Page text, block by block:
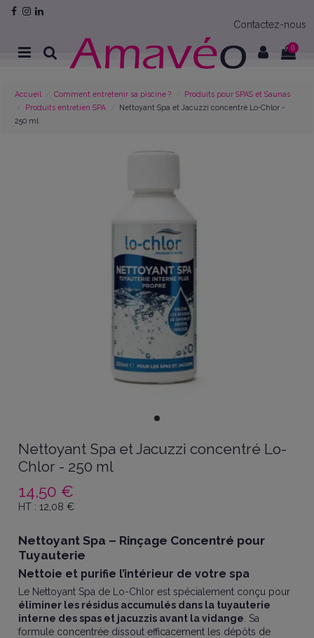
Contactez-nous
0
Accueil Comment entretenir sa piscine ?
Produits pour SPAS et Saunas
Produits entretien SPA
Nettoyant Spa et Jacuzzi concentré Lo-Chlor -
250 ml
Nettoyant Spa et Jacuzzi concentré Lo-
Chlor - 250 ml
14,50 €
HT : 12,08€
Nettoyant Spa – Rinçage Concentré pour
Tuyauterie
Nettoie et purifie l’intérieur de votre spa
Le Nettoyant Spa de Lo-Chlor est spécialement conçu pour
éliminer les résidus accumulés dans la tuyauterie
interne des spas et jacuzzis avant la vidange . Sa
formule concentrée dissout efficacement les dépôts de